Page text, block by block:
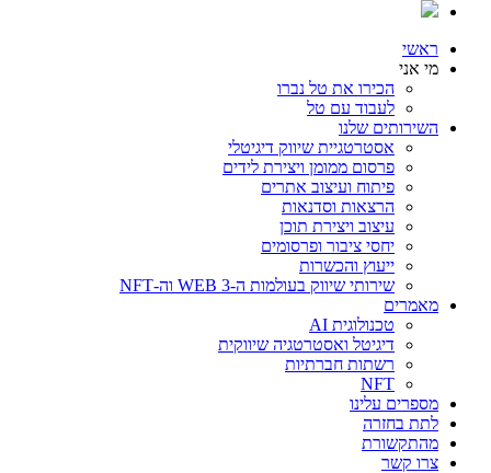
ראשי
מי אני
הכירו את טל נברו
לעבוד עם טל
השירותים שלנו
אסטרטגיית שיווק דיגיטלי
פרסום ממומן ויצירת לידים
פיתוח ועיצוב אתרים
הרצאות וסדנאות
עיצוב ויצירת תוכן
יחסי ציבור ופרסומים
ייעוץ והכשרות
שירותי שיווק בעולמות ה-WEB 3 וה-NFT
מאמרים
טכנולוגית AI
דיגיטל ואסטרטגיה שיווקית
רשתות חברתיות
NFT
מספרים עלינו
לתת בחזרה
מהתקשורת
צרו קשר